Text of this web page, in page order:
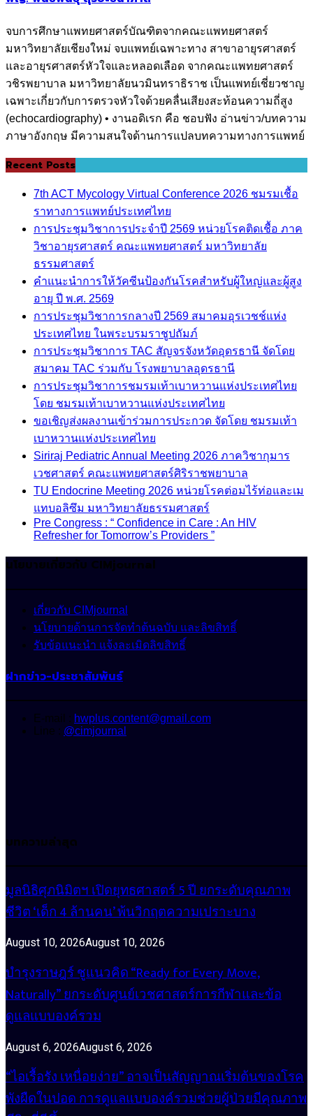
จบการศึกษาแพทยศาสตร์บัณฑิตจากคณะแพทยศาสตร์
มหาวิทยาลัยเชียงใหม่ จบแพทย์เฉพาะทาง สาขาอายุรศาสตร์
และอายุรศาสตร์หัวใจและหลอดเลือด จากคณะแพทยศาสตร์
วชิรพยาบาล มหาวิทยาลัยนวมินทราธิราช เป็นแพทย์เชี่ยวชาญ
เฉพาะเกี่ยวกับการตรวจหัวใจด้วยคลื่นเสียงสะท้อนความถี่สูง
(echocardiography) • งานอดิเรก คือ ชอบฟัง อ่านข่าว/บทความ
ภาษาอังกฤษ มีความสนใจด้านการแปลบทความทางการแพทย์
Recent Posts
7th ACT Mycology Virtual Conference 2026 ชมรมเชื้อ
ราทางการแพทย์ประเทศไทย
การประชุมวิชาการประจำปี 2569 หน่วยโรคติดเชื้อ ภาค
วิชาอายุรศาสตร์ คณะแพทยศาสตร์ มหาวิทยาลัย
ธรรมศาสตร์
คำแนะนำการให้วัคซีนป้องกันโรคสำหรับผู้ใหญ่และผู้สูง
อายุ ปี พ.ศ. 2569
การประชุมวิชาการกลางปี 2569 สมาคมอุรเวชช์แห่ง
ประเทศไทย ในพระบรมราชูปถัมภ์
การประชุมวิชาการ TAC สัญจรจังหวัดอุดรธานี จัดโดย
สมาคม TAC ร่วมกับ โรงพยาบาลอุดรธานี
การประชุมวิชาการชมรมเท้าเบาหวานแห่งประเทศไทย
โดย ชมรมเท้าเบาหวานแห่งประเทศไทย
ขอเชิญส่งผลงานเข้าร่วมการประกวด จัดโดย ชมรมเท้า
เบาหวานแห่งประเทศไทย
Siriraj Pediatric Annual Meeting 2026 ภาควิชากุมาร
เวชศาสตร์ คณะแพทยศาสตร์ศิริราชพยาบาล
TU Endocrine Meeting 2026 หน่วยโรคต่อมไร้ท่อและเม
แทบอลิซึม มหาวิทยาลัยธรรมศาสตร์
Pre Congress : “ Confidence in Care : An HIV
Refresher for Tomorrow’s Providers ”
นโยบายเกี่ยวกับ CIMjournal
เกี่ยวกับ CIMjournal
นโยบายด้านการจัดทำต้นฉบับ และลิขสิทธิ์
รับข้อแนะนำ แจ้งละเมิดลิขสิทธิ์
ฝากข่าว-ประชาสัมพันธ์
E-mail : hwplus.content@gmail.com
Line : @cimjournal
บทความล่าสุด
มูลนิธิศุภนิมิตฯ เปิดยุทธศาสตร์ 5 ปี ยกระดับคุณภาพ
ชีวิต ‘เด็ก 4 ล้านคน’ พ้นวิกฤตความเปราะบาง
August 10, 2026August 10, 2026
บำรุงราษฎร์ ชูแนวคิด “Ready for Every Move,
Naturally” ยกระดับศูนย์เวชศาสตร์การกีฬาและข้อ
ดูแลแบบองค์รวม
August 6, 2026August 6, 2026
“ไอเรื้อรัง เหนื่อยง่าย” อาจเป็นสัญญาณเริ่มต้นของโรค
พังผืดในปอด การดูแลแบบองค์รวมช่วยผู้ป่วยมีคุณภาพ